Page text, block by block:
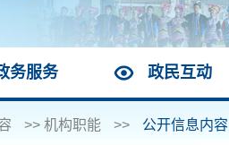
务服务 政民互动
>> 机构职能 >> 公开信息内容